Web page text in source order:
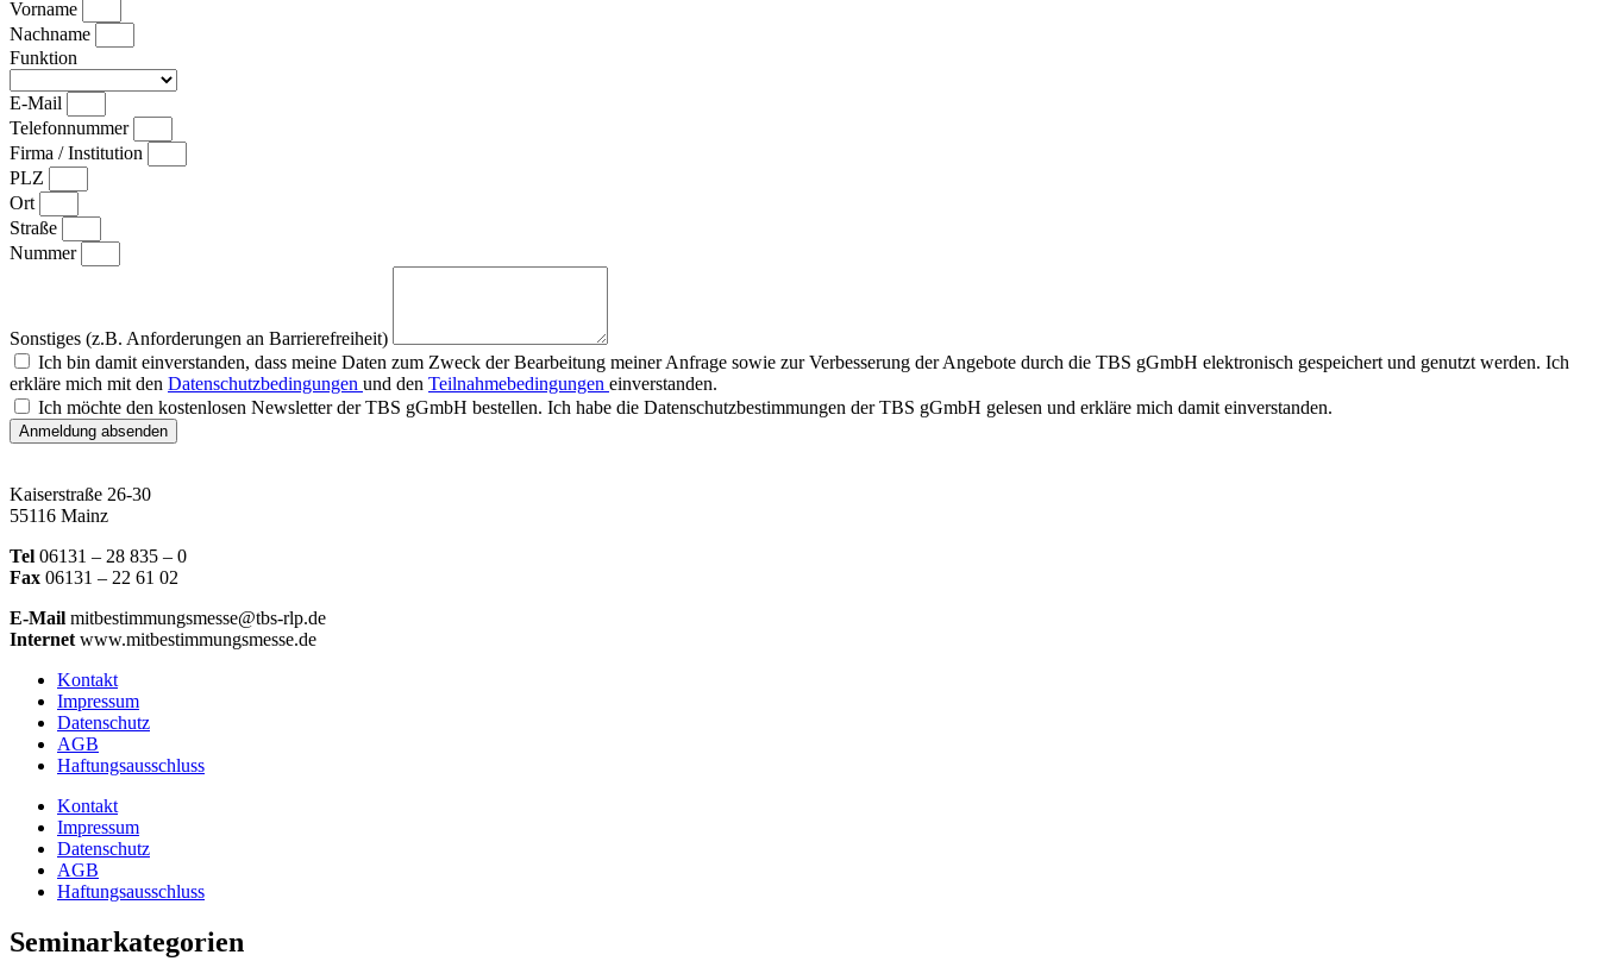
Vorname
Nachname
Funktion
E-Mail
Telefonnummer
Firma / Institution
PLZ
Ort
Straße
Nummer
Sonstiges (z.B. Anforderungen an Barrierefreiheit)
Ich bin damit einverstanden, dass meine Daten zum Zweck der Bearbeitung meiner Anfrage sowie zur Verbesserung der Angebote durch die TBS gGmbH elektronisch gespeichert und genutzt werden. Ich
erkläre mich mit den Datenschutzbedingungen und den Teilnahmebedingungen einverstanden.
Ich möchte den kostenlosen Newsletter der TBS gGmbH bestellen. Ich habe die Datenschutzbestimmungen der TBS gGmbH gelesen und erkläre mich damit einverstanden.
Anmeldung absenden
Kaiserstraße 26-30
55116 Mainz
Tel 06131 – 28 835 – 0
Fax 06131 – 22 61 02
E-Mail mitbestimmungsmesse@tbs-rlp.de
Internet www.mitbestimmungsmesse.de
Kontakt
Impressum
Datenschutz
AGB
Haftungsausschluss
Kontakt
Impressum
Datenschutz
AGB
Haftungsausschluss
Seminarkategorien